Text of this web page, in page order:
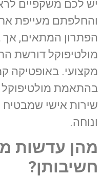
יש לכם משקפיים
והחלפתם מעייפת
הפתרון המתאים, אך
מולטיפוקל דורשת
מקצועי. באופטיקה
בהתאמת מולטיפוקל
שירות אישי
ונוחה.
מהן עדשות
חשיבותן?